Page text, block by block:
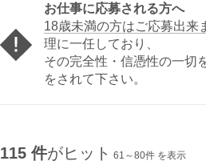
お仕事に応募される方へ
18歳未満の方はご応募出来
理に一任しており、
その完全性・信憑性の一切
をされて下さい。
115 件がヒット 61～80件 を表示